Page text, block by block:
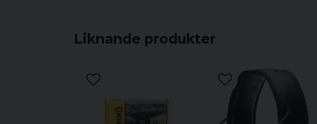
Liknande produkter